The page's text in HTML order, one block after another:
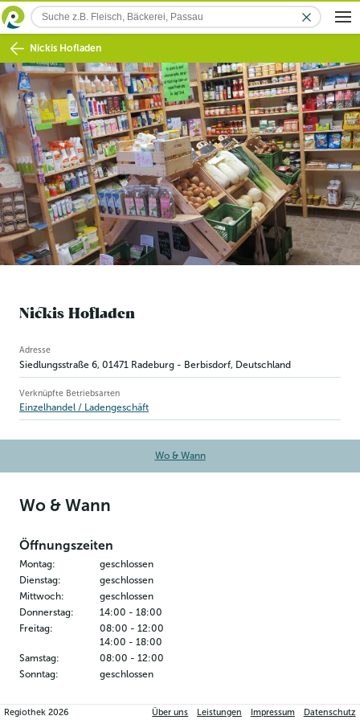
Nickis Hofladen
Nickis Hofladen
Betriebsinformation
Adresse
Siedlungsstraße 6, 01471 Radeburg - Berbisdorf, Deutschland
Verknüpfte Betriebsarten
Einzelhandel / Ladengeschäft
Wo & Wann
Wo & Wann
Öffnungszeiten
Montag:
geschlossen
Dienstag:
geschlossen
Mittwoch:
geschlossen
Donnerstag: 14:00 - 18:00
Freitag: 08:00 - 12:00
14:00 - 18:00
Samstag: 08:00 - 12:00
Sonntag: geschlossen
Kontakt
Regiothek2026 Über uns Leistungen Impressum Datenschutz